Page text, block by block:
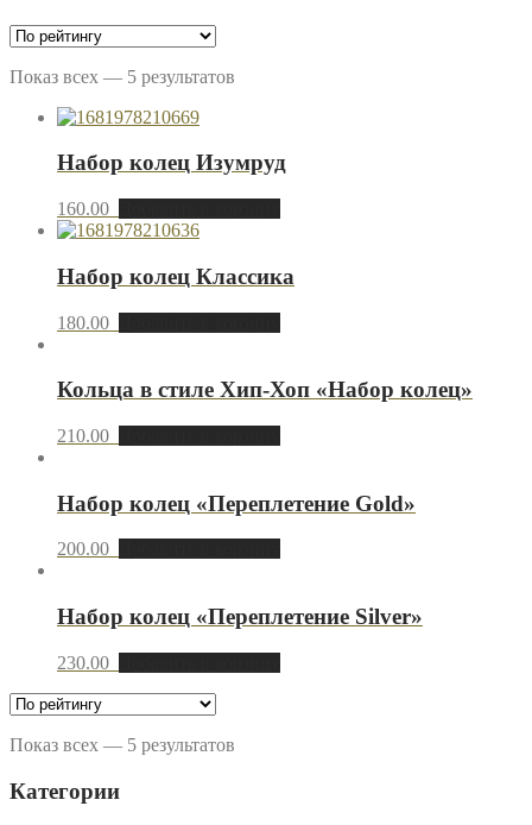
Показ всех — 5 результатов
Набор колец Изумруд
160.00
Набор колец Классика
180.00
Кольца в стиле Хип-Хоп «Набор колец»
210.00
Набор колец «Переплетение Gold»
200.00
Набор колец «Переплетение Silver»
230.00
Показ всех — 5 результатов
Категории